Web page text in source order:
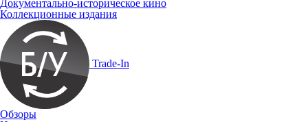
Документально-историческое кино
Коллекционные издания
Trade-In
Обзоры